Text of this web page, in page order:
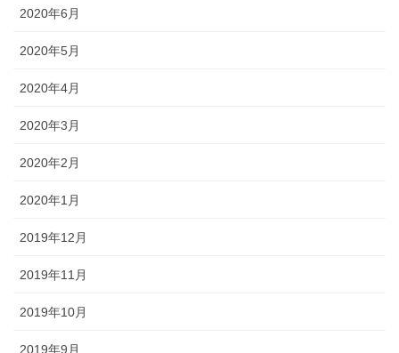
2020年6月
2020年5月
2020年4月
2020年3月
2020年2月
2020年1月
2019年12月
2019年11月
2019年10月
2019年9月